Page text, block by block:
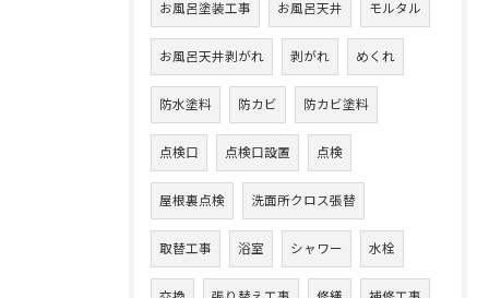
お風呂塗装工事 お風呂天井 モルタル
お風呂天井剥がれ 剥がれ めくれ
防水塗料 防カビ 防カビ塗料
点検口 点検口設置 点検
屋根裏点検 洗面所クロス張替
取替工事 浴室 シャワー 水栓